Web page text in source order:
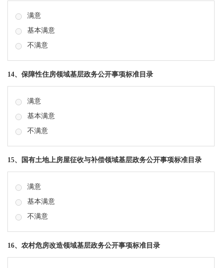
满意
基本满意
不满意
14、保障性住房领域基层政务公开事项标准目录
满意
基本满意
不满意
15、国有土地上房屋征收与补偿领域基层政务公开事项标准目录
满意
基本满意
不满意
16、农村危房改造领域基层政务公开事项标准目录